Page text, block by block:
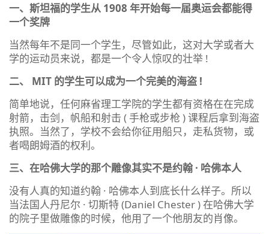
一、斯坦福的学生从 1908 年开始每一届奥运会都能得
一个奖牌
当然每年不是同一个学生，尽管如此，这对大学或者大
学的运动员来说，都是一个令人惊叹的壮举 !
二、 MIT 的学生可以成为一个完美的海盗 !
简单地说，任何麻省理工学院的学生都有资格在在完成
射箭，击剑，帆船和射击 ( 手枪或步枪 ) 课程后拿到海盗
执照。当然了，学校不会给你征用船只，走私货物，或
者喝朗姆酒的权利。
三、在哈佛大学的那个雕像其实不是约翰 · 哈佛本人
没有人真的知道约翰 · 哈佛本人到底长什么样子。所以
当法国人丹尼尔 · 切斯特 (Daniel Chester ) 在哈佛大学
的院子里做雕像的时候，他用了一个他朋友的肖像。